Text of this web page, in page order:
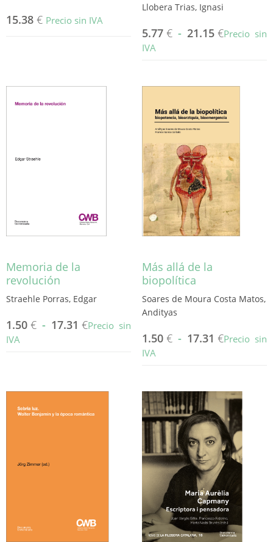
15.38 € Precio sin IVA
Llobera Trias, Ignasi
5.77 €- 21.15 €Precio sin
IVA
múltiples
variantes.
opciones
se
pueden
elegir
en
la
página
de
Memoria de la
revolución
Straehle Porras, Edgar
1.50 € - 17.31 €Precio sin
IVA
variantes.
pueden
Más allá de la
biopolítica
Soares de Moura Costa Matos,
Andityas
1.50 €- 17.31 €Precio sin
IVA
tiene
múltiples
variantes.
opciones
se
pueden
en
la
página